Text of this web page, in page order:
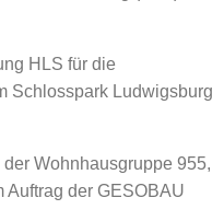
HLS für die
Schlosspark Ludwigsburg
Wohnhausgruppe 955,
der GESOBAU